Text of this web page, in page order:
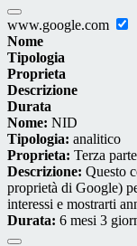
www.google.com
Nome
Tipologia
Proprieta
Descrizione
Durata
Nome: NID
Tipologia: analitico
Proprieta: Terza parte
Descrizione: Questo
proprietà di Google)
interessi e mostrarti
Durata: 6 mesi 3